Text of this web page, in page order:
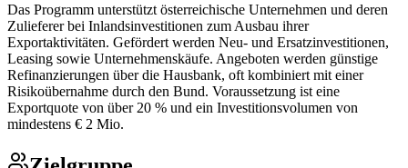
Das Programm unterstützt österreichische Unternehmen und deren
Zulieferer bei Inlandsinvestitionen zum Ausbau ihrer
Exportaktivitäten. Gefördert werden Neu- und Ersatzinvestitionen,
Leasing sowie Unternehmenskäufe. Angeboten werden günstige
Refinanzierungen über die Hausbank, oft kombiniert mit einer
Risikoübernahme durch den Bund. Voraussetzung ist eine
Exportquote von über 20 % und ein Investitionsvolumen von
mindestens € 2 Mio.